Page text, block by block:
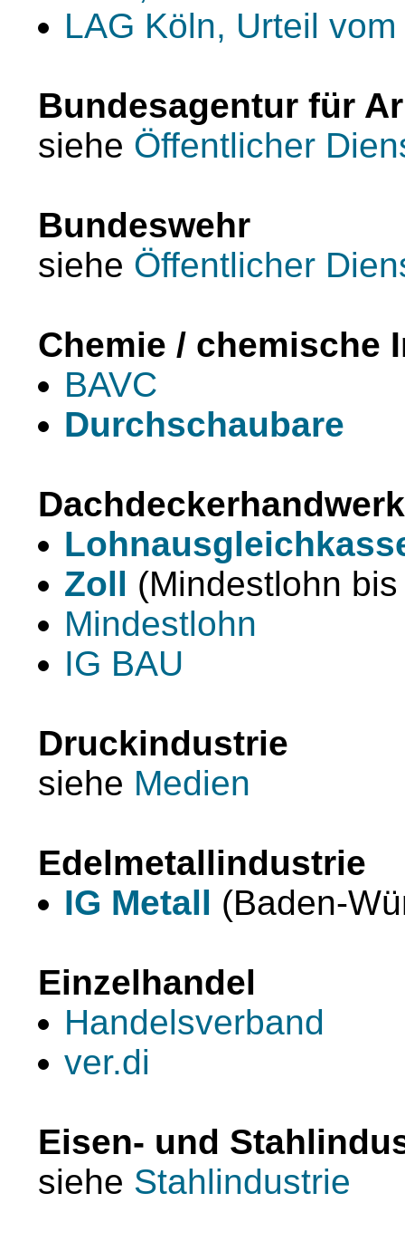
LAG Köln, Urteil
Bundesagentur für
siehe Öffentlicher
Bundeswehr
siehe Öffentlicher
Chemie / chemische
BAVC
Durchschaubare
Dachdeckerhandwerk
Zoll (Mindestlohn
Mindestlohn
IG BAU
Druckindustrie
siehe Medien
Edelmetallindustrie
IG Metall (Baden-
Einzelhandel
Handelsverband
ver.di
Eisen- und
siehe Stahlindustrie